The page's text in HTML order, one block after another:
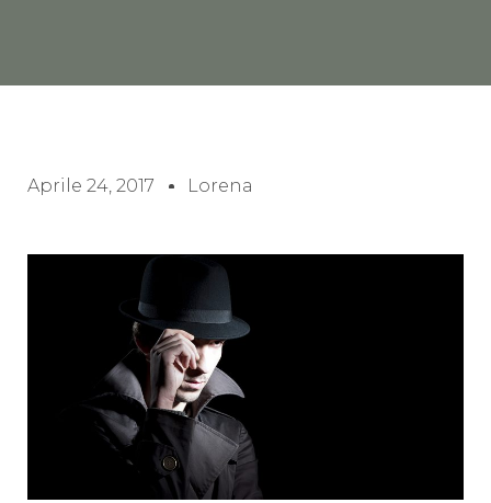
Aprile 24, 2017 Lorena